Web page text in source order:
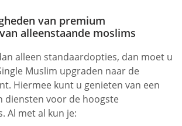
van premium
alleenstaande moslims
alleen standaardopties, dan moet u
Muslim upgraden naar de
Hiermee kunt u genieten van een
diensten voor de hoogste
Al met al kun je: